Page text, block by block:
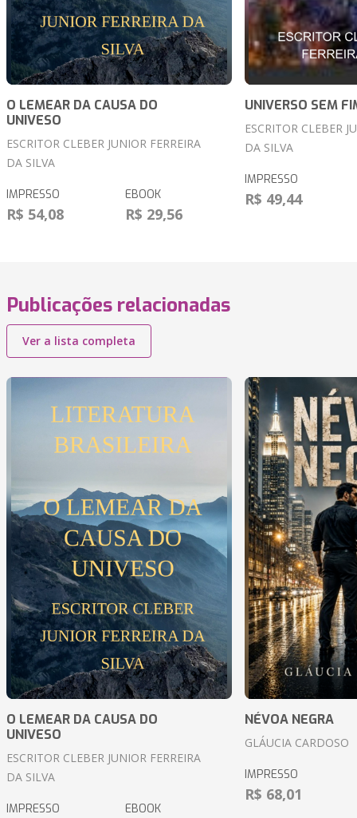
O LEMEAR DA CAUSA DO
UNIVESO
ESCRITOR CLEBER JUNIOR FERREIRA
DA SILVA
IMPRESSO
R$ 54,08
EBOOK
R$ 29,56
UNIVERSO SEM
ESCRITOR CLEBER
DA SILVA
IMPRESSO
R$ 49,44
Publicações relacionadas
Ver a lista completa
O LEMEAR DA CAUSA DO
UNIVESO
ESCRITOR CLEBER JUNIOR FERREIRA
DA SILVA
IMPRESSO EBOOK
NÉVOA NEGRA
GLÁUCIA CARDOSO
IMPRESSO
R$ 68,01